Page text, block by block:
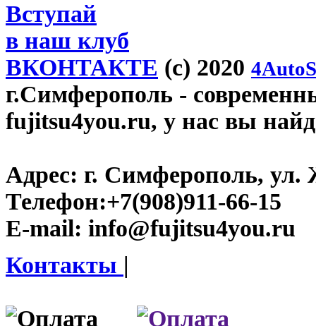
Вступай
в наш клуб
ВКОНТАКТЕ (c) 2020
г.Симферополь -
fujitsu4you.ru, у нас вы
Адрес: г. Симферополь, ул.
Телефон:+7(908)911-66-15
E-mail: info@fujitsu4you.ru
Контакты |